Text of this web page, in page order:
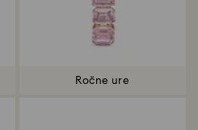
Ročne ure